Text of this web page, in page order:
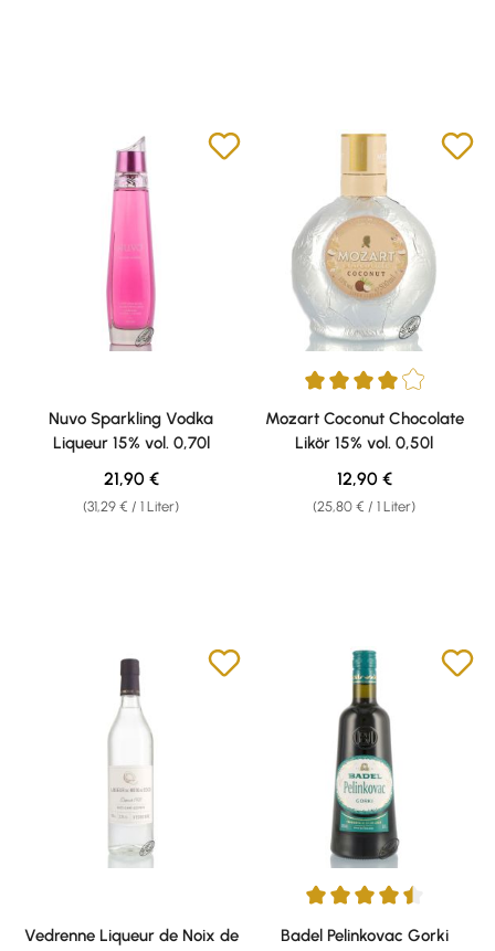
Nuvo Sparkling Vodka
Liqueur 15% vol. 0,70l
(31,29 € / 1 Liter)
Regulärer Preis:
21,90 €
Durchschnittliche Bewertung
Mozart Coconut Chocolate
Likör 15% vol. 0,50l
(25,80 € / 1 Liter)
Regulärer Preis:
12,90 €
Vedrenne Liqueur de Noix de
Durchschnittliche Bewertung
Badel Pelinkovac Gorki